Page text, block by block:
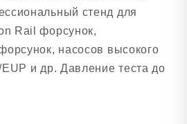
стенд для
Rail форсунок,
насосов высокого
и др. Давление теста до